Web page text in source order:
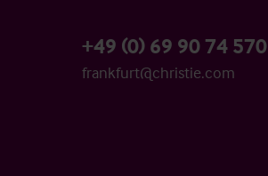
+49 (0) 69 90 74 570
frankfurt@christie.com